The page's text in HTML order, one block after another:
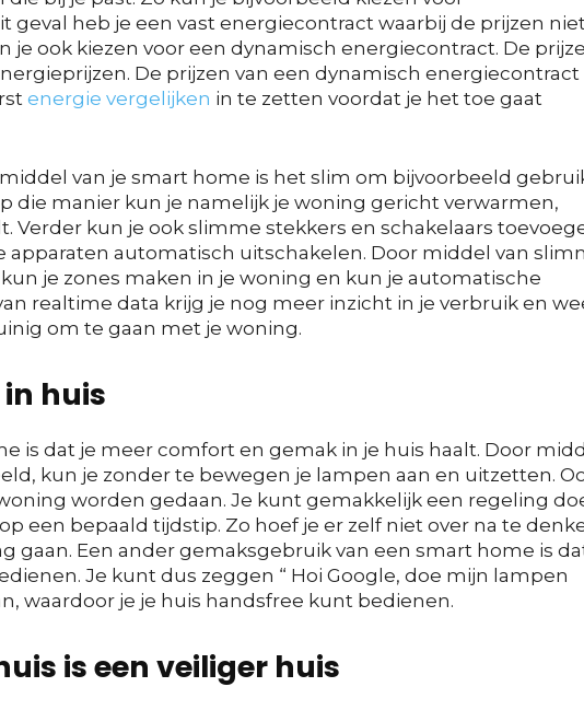
geval heb je een vast energiecontract waarbij de prijzen
ook kiezen voor een dynamisch energiecontract. De
De prijzen van een dynamisch energiecontract
energie vergelijken in te zetten voordat je het toe gaat
van je smart home is het slim om bijvoorbeeld
die manier kun je namelijk je woning gericht verwarmen,
Verder kun je ook slimme stekkers en schakelaars
apparaten automatisch uitschakelen. Door middel van
je zones maken in je woning en kun je automatische
realtime data krijg je nog meer inzicht in je verbruik en
om te gaan met je woning.
huis
is dat je meer comfort en gemak in je huis haalt. Door
kun je zonder te bewegen je lampen aan en uitzetten.
worden gedaan. Je kunt gemakkelijk een regeling
een bepaald tijdstip. Zo hoef je er zelf niet over na te
gaan. Een ander gemaksgebruik van een smart home is
Je kunt dus zeggen “ Hoi Google, doe mijn lampen
waardoor je je huis handsfree kunt bedienen.
is een veiliger huis